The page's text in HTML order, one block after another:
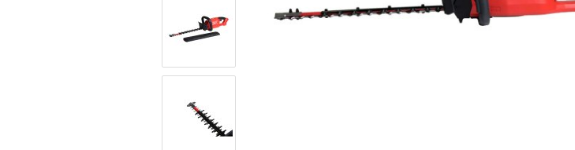
Hoflader / Agrarfahrzeug
Gummiketten Minibagger
Verschleißteile | Ersatzteile